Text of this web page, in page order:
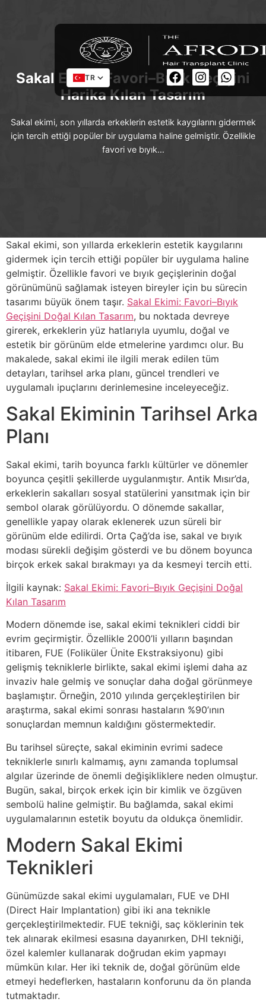
TR
Sakal Ekimi: Favori–Bıyık Geçişini
Harika Kılan Tasarım
Sakal ekimi, son yıllarda erkeklerin estetik kaygılarını gidermek
için tercih ettiği popüler bir uygulama haline gelmiştir. Özellikle
favori ve bıyık…
Sakal ekimi, son yıllarda erkeklerin estetik kaygılarını
gidermek için tercih ettiği popüler bir uygulama haline
gelmiştir. Özellikle favori ve bıyık geçişlerinin doğal
görünümünü sağlamak isteyen bireyler için bu sürecin
tasarımı büyük önem taşır. Sakal Ekimi: Favori–Bıyık
Geçişini Doğal Kılan Tasarım, bu noktada devreye
girerek, erkeklerin yüz hatlarıyla uyumlu, doğal ve
estetik bir görünüm elde etmelerine yardımcı olur. Bu
makalede, sakal ekimi ile ilgili merak edilen tüm
detayları, tarihsel arka planı, güncel trendleri ve
uygulamalı ipuçlarını derinlemesine inceleyeceğiz.
Sakal Ekiminin Tarihsel Arka
Planı
Sakal ekimi, tarih boyunca farklı kültürler ve dönemler
boyunca çeşitli şekillerde uygulanmıştır. Antik Mısır’da,
erkeklerin sakalları sosyal statülerini yansıtmak için bir
sembol olarak görülüyordu. O dönemde sakallar,
genellikle yapay olarak eklenerek uzun süreli bir
görünüm elde edilirdi. Orta Çağ’da ise, sakal ve bıyık
modası sürekli değişim gösterdi ve bu dönem boyunca
birçok erkek sakal bırakmayı ya da kesmeyi tercih etti.
İlgili kaynak: Sakal Ekimi: Favori–Bıyık Geçişini Doğal
Kılan Tasarım
Modern dönemde ise, sakal ekimi teknikleri ciddi bir
evrim geçirmiştir. Özellikle 2000’li yılların başından
itibaren, FUE (Foliküler Ünite Ekstraksiyonu) gibi
gelişmiş tekniklerle birlikte, sakal ekimi işlemi daha az
invaziv hale gelmiş ve sonuçlar daha doğal görünmeye
başlamıştır. Örneğin, 2010 yılında gerçekleştirilen bir
araştırma, sakal ekimi sonrası hastaların %90’ının
sonuçlardan memnun kaldığını göstermektedir.
Bu tarihsel süreçte, sakal ekiminin evrimi sadece
tekniklerle sınırlı kalmamış, aynı zamanda toplumsal
algılar üzerinde de önemli değişikliklere neden olmuştur.
Bugün, sakal, birçok erkek için bir kimlik ve özgüven
sembolü haline gelmiştir. Bu bağlamda, sakal ekimi
uygulamalarının estetik boyutu da oldukça önemlidir.
Modern Sakal Ekimi
Teknikleri
Günümüzde sakal ekimi uygulamaları, FUE ve DHI
(Direct Hair Implantation) gibi iki ana teknikle
gerçekleştirilmektedir. FUE tekniği, saç köklerinin tek
tek alınarak ekilmesi esasına dayanırken, DHI tekniği,
özel kalemler kullanarak doğrudan ekim yapmayı
mümkün kılar. Her iki teknik de, doğal görünüm elde
etmeyi hedeflerken, hastaların konforunu da ön planda
tutmaktadır.